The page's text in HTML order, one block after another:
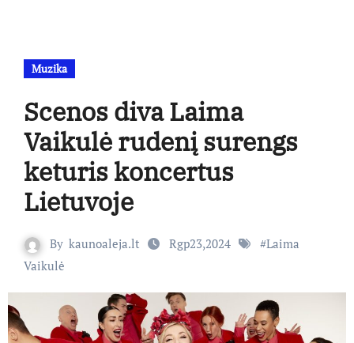
Muzika
Scenos diva Laima
Vaikulė rudenį surengs
keturis koncertus
Lietuvoje
By kaunoaleja.lt Rgp23,2024 #Laima
Vaikulė